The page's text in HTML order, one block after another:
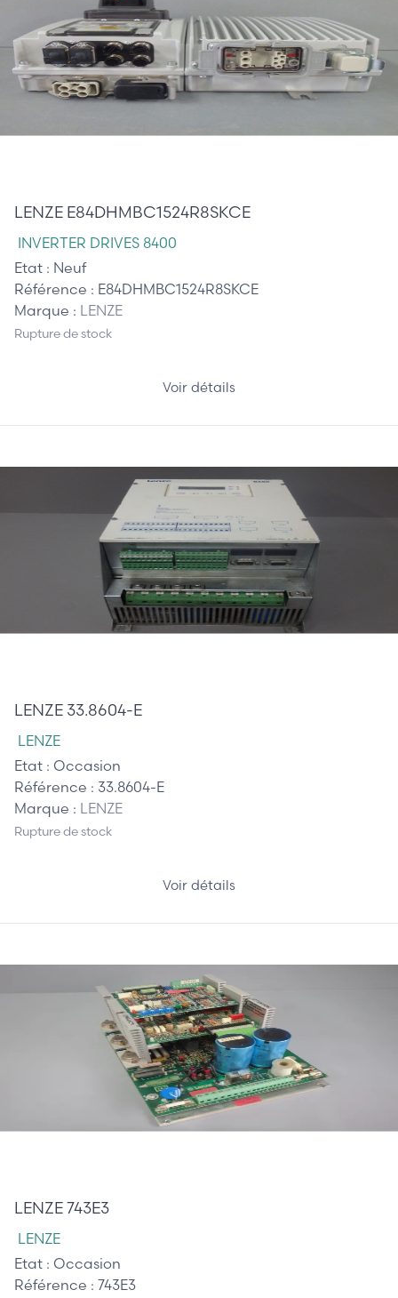
LENZE E84DHMBC1524R8SKCE
INVERTER DRIVES 8400
Etat : Neuf
Référence : E84DHMBC1524R8SKCE
Marque : LENZE
Rupture de stock
Voir détails
LENZE 33.8604-E
LENZE
Etat : Occasion
Référence : 33.8604-E
Marque : LENZE
Rupture de stock
Voir détails
LENZE 743E3
LENZE
Etat : Occasion
Référence : 743E3